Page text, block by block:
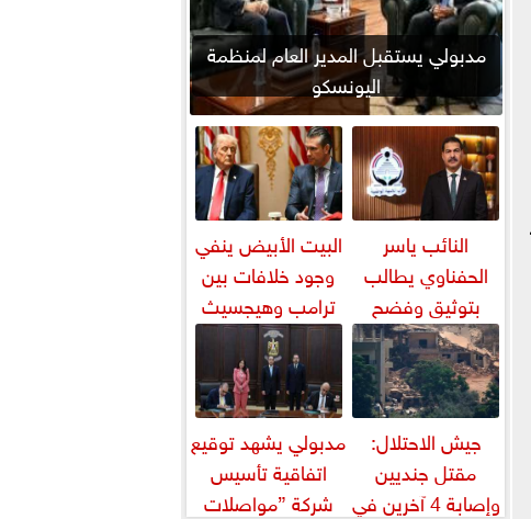
مدبولي يستقبل المدير العام لمنظمة
اليونسكو
النائب ياسر
الحفناوي يطالب
بتوثيق وفضح
الانتهاكات
الإسرائيلية في
القدس
البيت الأبيض ينفي
وجود خلافات بين
ترامب وهيجسيث
بشأن مخزون الذخائر
جيش الاحتلال:
مقتل جنديين
وإصابة 4 آخرين في
مدبولي يشهد توقيع
اتفاقية تأسيس
شركة ”مواصلات